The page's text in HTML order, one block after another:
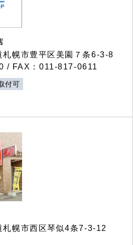
幌市豊平区美園７条6-3-8
/ FAX：011-817-0611
付可
幌市西区琴似4条7-3-12